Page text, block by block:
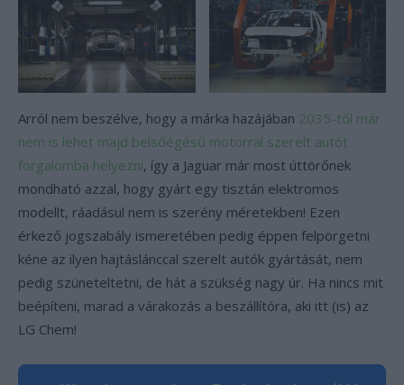
Arról nem beszélve, hogy a márka hazájában 2035-től már
nem is lehet majd belsőégésű motorral szerelt autót
forgalomba helyezni, így a Jaguar már most úttörőnek
mondható azzal, hogy gyárt egy tisztán elektromos
modellt, ráadásul nem is szerény méretekben! Ezen
érkező jogszabály ismeretében pedig éppen felpörgetni
kéne az ilyen hajtáslánccal szerelt autók gyártását, nem
pedig szüneteltetni, de hát a szükség nagy úr. Ha nincs mit
beépíteni, marad a várakozás a beszállítóra, aki itt (is) az
LG Chem!